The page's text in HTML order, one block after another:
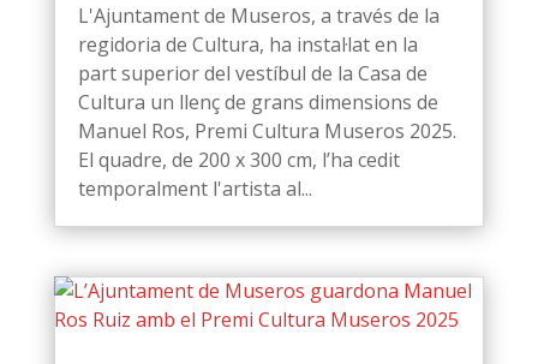
L'Ajuntament de Museros, a través de la
regidoria de Cultura, ha instal·lat en la
part superior del vestíbul de la Casa de
Cultura un llenç de grans dimensions de
Manuel Ros, Premi Cultura Museros 2025.
El quadre, de 200 x 300 cm, l’ha cedit
temporalment l'artista al...